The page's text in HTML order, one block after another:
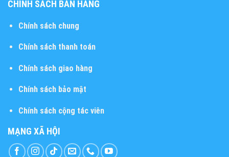
CHÍNH SÁCH BÁN HÀNG
Chính sách chung
Chính sách thanh toán
Chính sách giao hàng
Chính sách bảo mật
Chính sách cộng tác viên
MẠNG XÃ HỘI